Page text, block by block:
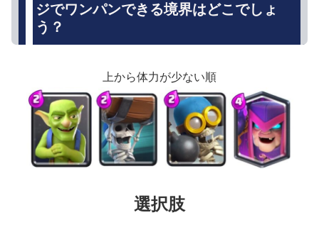
ジでワンパンできる境界はどこでしょ
う？
上から体力が少ない順
選択肢